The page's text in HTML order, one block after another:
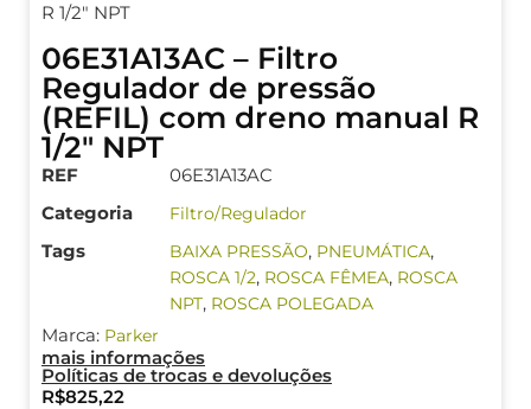
R 1/2″ NPT
06E31A13AC – Filtro
Regulador de pressão
(REFIL) com dreno manual R
1/2″ NPT
REF
06E31A13AC
Categoria
Filtro/Regulador
Tags BAIXA PRESSÃO, PNEUMÁTICA,
ROSCA 1/2, ROSCA FÊMEA, ROSCA
NPT, ROSCA POLEGADA
Marca: Parker
mais informações
Políticas de trocas e devoluções
R$825,22